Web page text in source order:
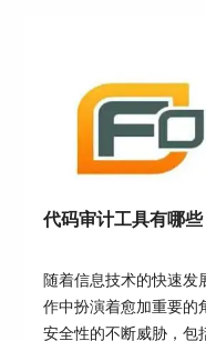
代码审计工具有哪
随着信息技术的快速发
作中扮演着愈加重要的
安全性的不断威胁，包